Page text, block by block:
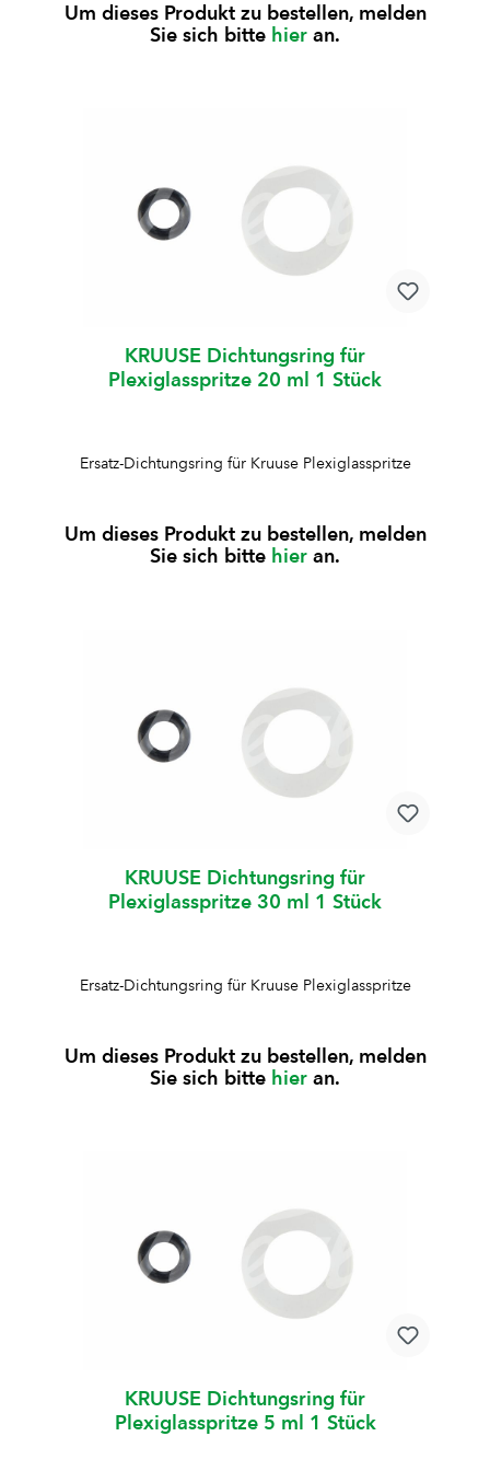
Um dieses Produkt zu bestellen, melden
Sie sich bitte hier an.
KRUUSE Dichtungsring für
Plexiglasspritze 20 ml 1 Stück
Ersatz-Dichtungsring für Kruuse Plexiglasspritze
Um dieses Produkt zu bestellen, melden
Sie sich bitte hier an.
KRUUSE Dichtungsring für
Plexiglasspritze 30 ml 1 Stück
Ersatz-Dichtungsring für Kruuse Plexiglasspritze
Um dieses Produkt zu bestellen, melden
Sie sich bitte hier an.
KRUUSE Dichtungsring für
Plexiglasspritze 5 ml 1 Stück